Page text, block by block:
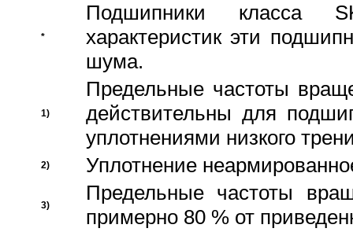
*
Подшипники класса
характеристик эти
шума.
1)
Предельные частоты
действительны для
уплотнениями низкого
2) Уплотнение
3)
Предельные частоты
примерно 80 % от